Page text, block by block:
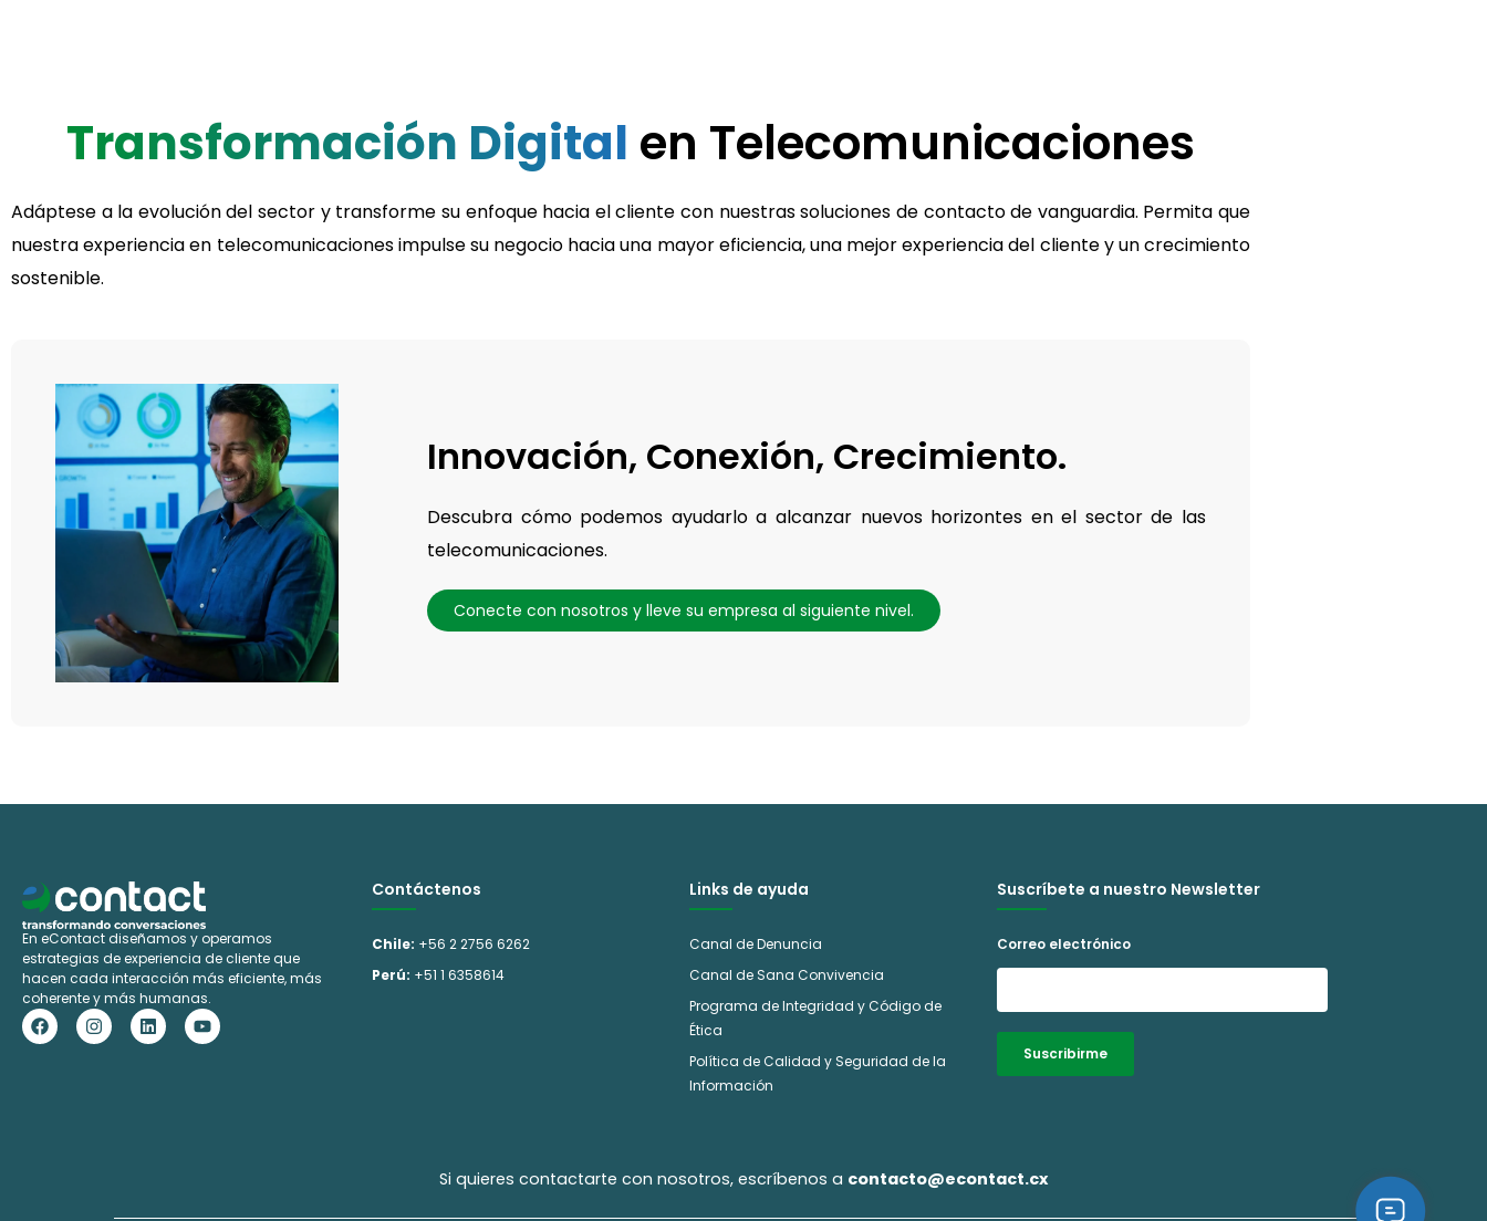
Transformación Digital en Telecomunicaciones
Adáptese a la evolución del sector y transforme su enfoque hacia el cliente con nuestras soluciones de contacto de vanguardia. Permita que
nuestra experiencia en telecomunicaciones impulse su negocio hacia una mayor eficiencia, una mejor experiencia del cliente y un crecimiento
sostenible.
Innovación, Conexión, Crecimiento.
Descubra cómo podemos ayudarlo a alcanzar nuevos horizontes en el sector de las
telecomunicaciones.
Conecte con nosotros y lleve su empresa al siguiente nivel.
En eContact diseñamos y operamos
estrategias de experiencia de cliente que
hacen cada interacción más eficiente, más
coherente y más humanas.
F
a
c
I
n
s
L
i
n
Y
o
u
Contáctenos
Chile: +56 2 2756 6262
Perú: +51 1 6358614
Links de ayuda
Canal de Denuncia
Canal de Sana Convivencia
Programa de Integridad y Código de
Ética
Política de Calidad y Seguridad de la
Información
Suscríbete a nuestro Newsletter
Correo electrónico
Suscribirme
Si quieres contactarte con nosotros, escríbenos a contacto@econtact.cx